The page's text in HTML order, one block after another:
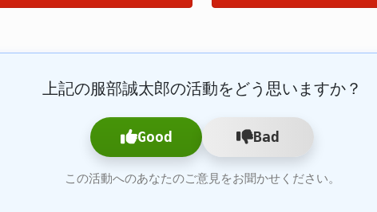
上記の服部誠太郎の活動をどう思いますか？
Good Bad
この活動へのあなたのご意見をお聞かせください。